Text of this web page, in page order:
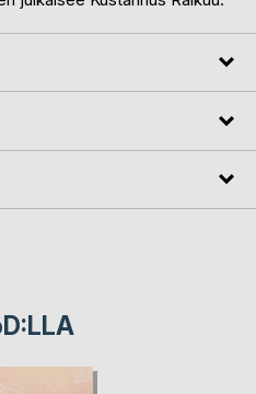
D:LLA